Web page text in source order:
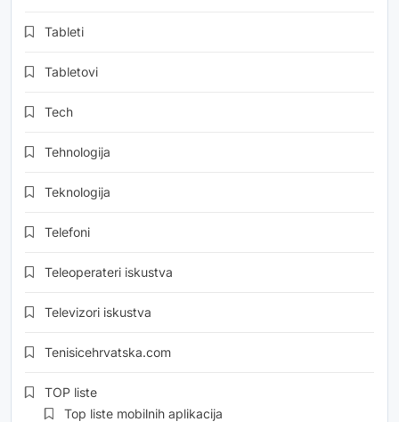
Tableti
Tabletovi
Tech
Tehnologija
Teknologija
Telefoni
Teleoperateri iskustva
Televizori iskustva
Tenisicehrvatska.com
TOP liste
Top liste mobilnih aplikacija